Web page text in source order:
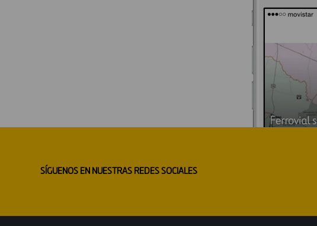
SÍGUENOS EN NUESTRAS REDES SOCIALES